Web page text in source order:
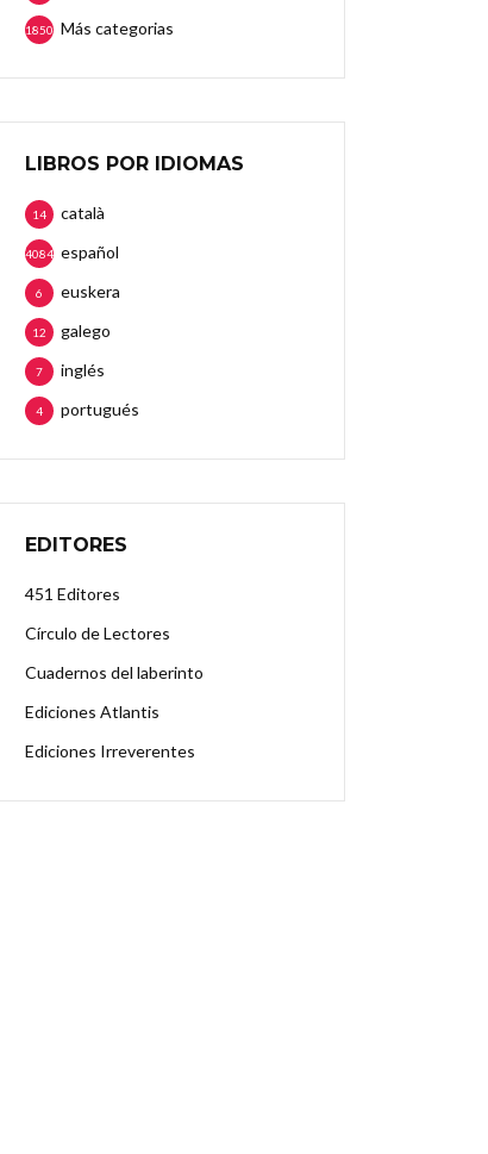
Más categorias
1850
LIBROS POR IDIOMAS
català
14
español
4084
euskera
6
galego
12
inglés
7
portugués
4
EDITORES
451 Editores
Círculo de Lectores
Cuadernos del laberinto
Ediciones Atlantis
Ediciones Irreverentes